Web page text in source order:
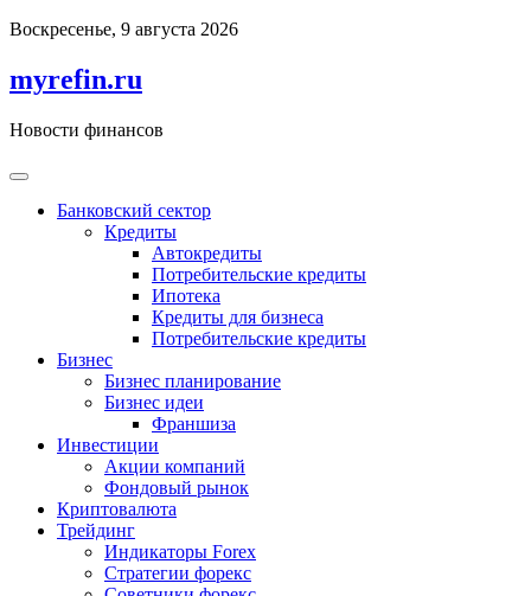
Перейти
содержимому
Воскресенье, 9 августа 2026
myrefin.ru
Новости финансов
Банковский сектор
Кредиты
Автокредиты
Потребительские кредиты
Ипотека
Кредиты для бизнеса
Потребительские кредиты
Бизнес
Бизнес планирование
Бизнес идеи
Франшиза
Инвестиции
Акции компаний
Фондовый рынок
Криптовалюта
Трейдинг
Индикаторы Forex
Стратегии форекс